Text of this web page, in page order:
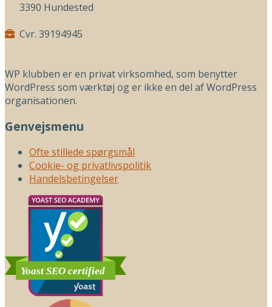
3390 Hundested
Cvr. 39194945
WP klubben er en privat virksomhed, som benytter
WordPress som værktøj og er ikke en del af WordPress
organisationen.
Genvejsmenu
Ofte stillede spørgsmål
Cookie- og privatlivspolitik
Handelsbetingelser